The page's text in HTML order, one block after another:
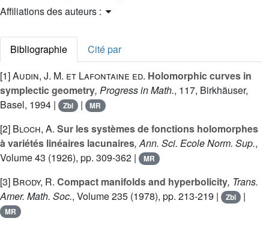
Affiliations des auteurs :
Bibliographie
Cité par
[1]Audin, J. M. et Lafontaine ed. Holomorphic curves in
symplectic geometry, Progress in Math., 117, Birkhäuser,
Basel, 1994 |
Zbl | MR
[2] Bloch, A. Sur les systèmes de fonctions holomorphes
à variétés linéaires lacunaires, Ann. Sci. Ecole Norm. Sup.,
Volume 43 (1926), pp. 309-362 | MR
[3] Brody, R. Compact manifolds and hyperbolicity, Trans.
Amer. Math. Soc., Volume 235 (1978), pp. 213-219 | Zbl |
MR